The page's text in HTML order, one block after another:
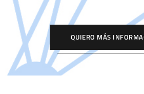
QUIERO MÁS